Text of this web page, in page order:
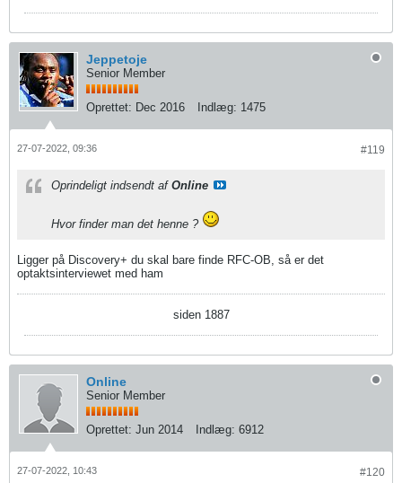
Jeppetoje
Senior Member
Oprettet: Dec 2016 Indlæg: 1475
#119
27-07-2022, 09:36
Oprindeligt indsendt af Online
Hvor finder man det henne ?
Ligger på Discovery+ du skal bare finde RFC-OB, så er det
optaktsinterviewet med ham
siden 1887
Online
Senior Member
Oprettet: Jun 2014 Indlæg: 6912
#120
27-07-2022, 10:43